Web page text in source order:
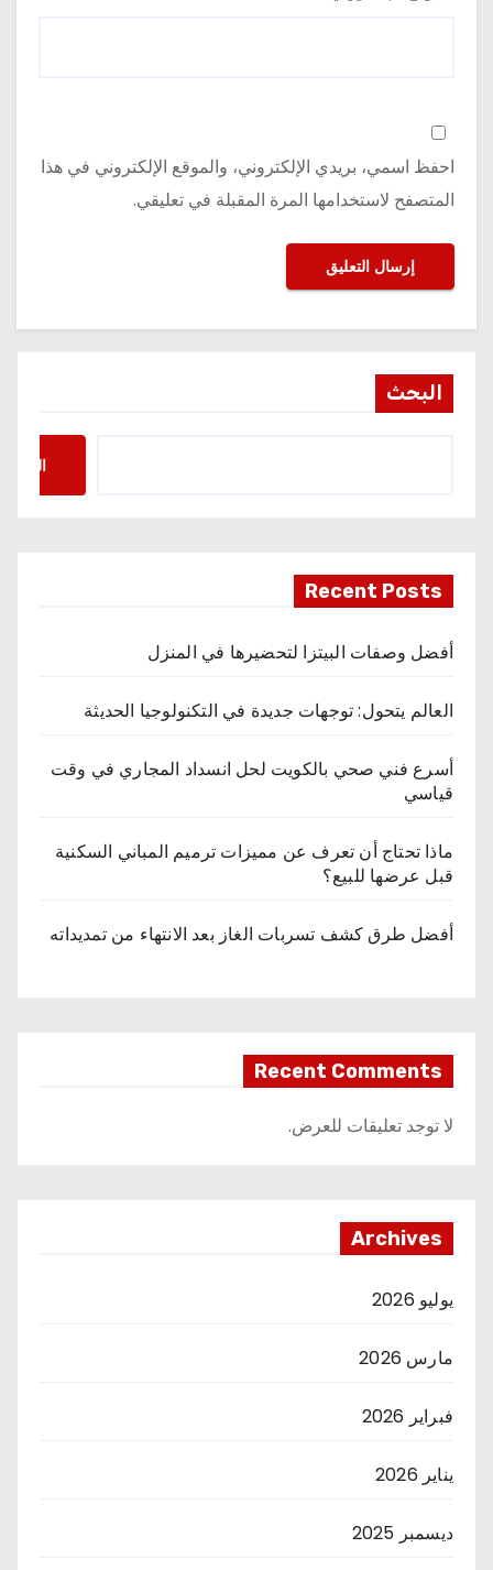
احفظ اسمي، بريدي الإلكتروني، والموقع الإلكتروني في هذا
المتصفح لاستخدامها المرة المقبلة في تعليقي.
البحث
البحث
Recent Posts
أفضل وصفات البيتزا لتحضيرها في المنزل
العالم يتحول: توجهات جديدة في التكنولوجيا الحديثة
أسرع فني صحي بالكويت لحل انسداد المجاري في وقت
قياسي
ماذا تحتاج أن تعرف عن مميزات ترميم المباني السكنية
قبل عرضها للبيع؟
أفضل طرق كشف تسربات الغاز بعد الانتهاء من تمديداته
Recent Comments
لا توجد تعليقات للعرض.
Archives
يوليو 2026
مارس 2026
فبراير 2026
يناير 2026
ديسمبر 2025